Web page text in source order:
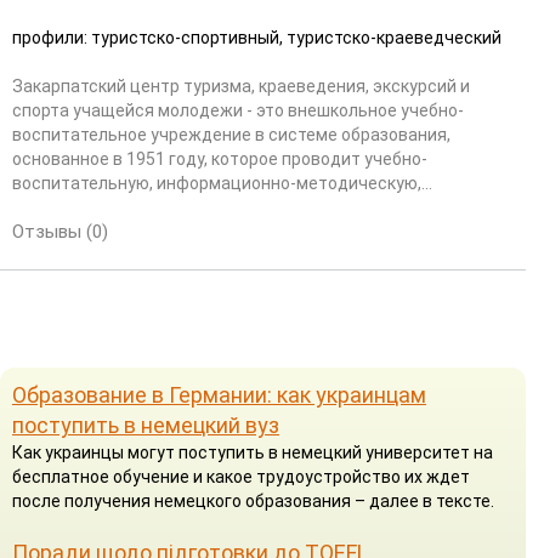
профили: туристско-спортивный, туристско-краеведческий
Закарпатский центр туризма, краеведения, экскурсий и
спорта учащейся молодежи - это внешкольное учебно-
воспитательное учреждение в системе образования,
основанное в 1951 году, которое проводит учебно-
воспитательную, информационно-методическую,...
Отзывы (0)
Образование в Германии: как украинцам
поступить в немецкий вуз
Как украинцы могут поступить в немецкий университет на
бесплатное обучение и какое трудоустройство их ждет
после получения немецкого образования – далее в тексте.
Поради щодо підготовки до TOEFL